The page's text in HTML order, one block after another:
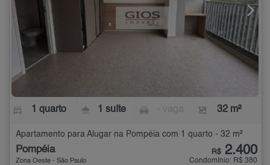
1 quarto 1 suíte 32 m²
Apartamento para Alugar na Pompéia com 1 quarto - 32 m²
Pompéia
Zona Oeste - São Paulo
R$ 2.400
Condomínio: R$ 380